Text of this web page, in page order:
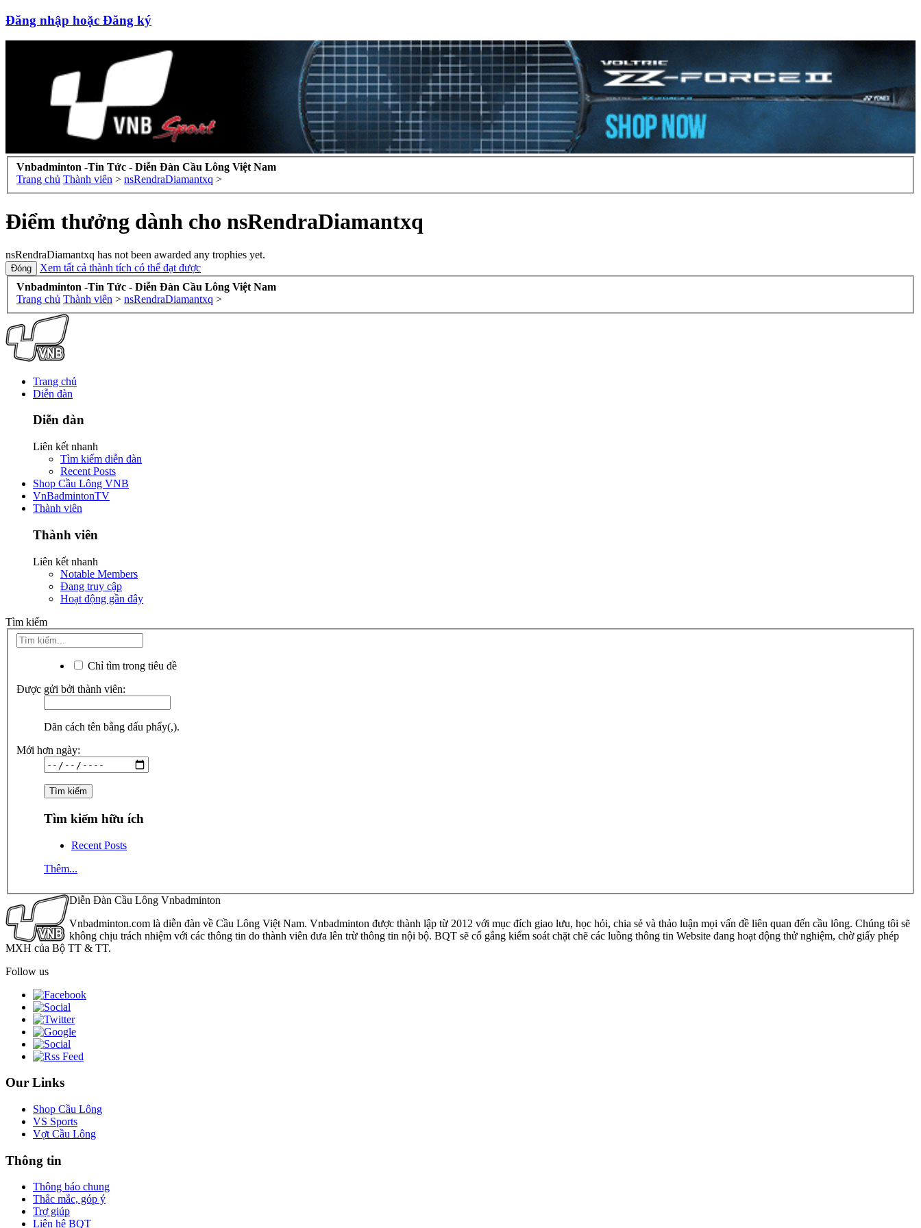
Đăng nhập hoặc Đăng ký
Vnbadminton -Tin Tức - Diễn Đàn Cầu Lông Việt Nam
Trang chủ Thành viên > nsRendraDiamantxq >
Điểm thưởng dành cho nsRendraDiamantxq
nsRendraDiamantxq has not been awarded any trophies yet.
Xem tất cả thành tích có thể đạt được
Vnbadminton -Tin Tức - Diễn Đàn Cầu Lông Việt Nam
Trang chủ Thành viên > nsRendraDiamantxq >
Trang chủ
Diễn đàn
Diễn đàn
Liên kết nhanh
Tìm kiếm diễn đàn
Recent Posts
Shop Cầu Lông VNB
VnBadmintonTV
Thành viên
Thành viên
Liên kết nhanh
Notable Members
Đang truy cập
Hoạt động gần đây
Tìm kiếm
Chỉ tìm trong tiêu đề
Được gửi bởi thành viên:
Dãn cách tên bằng dấu phẩy(,).
Mới hơn ngày:
Tìm kiếm hữu ích
Recent Posts
Thêm...
Diễn Đàn Cầu Lông Vnbadminton
Vnbadminton.com là diễn đàn về Cầu Lông Việt Nam. Vnbadminton được thành lập từ 2012 với mục đích giao lưu, học hỏi, chia sẻ và thảo luận mọi vấn đề liên quan đến cầu lông. Chúng tôi sẽ
không chịu trách nhiệm với các thông tin do thành viên đưa lên trừ thông tin nội bộ. BQT sẽ cố gắng kiểm soát chặt chẽ các luồng thông tin Website đang hoạt động thử nghiệm, chờ giấy phép
MXH của Bộ TT & TT.
Follow us
Our Links
Shop Cầu Lông
VS Sports
Vợt Cầu Lông
Thông tin
Thông báo chung
Thắc mắc, góp ý
Trợ giúp
Liên hệ BQT